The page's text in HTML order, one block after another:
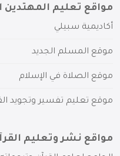
مواقع تعليم المهتدين
أكاديمية سبيلي
موقع المسلم الجديد
موقع الصلاة في الإسلام
موقع تعليم تفسير وتجويد
مواقع نشر وتعليم